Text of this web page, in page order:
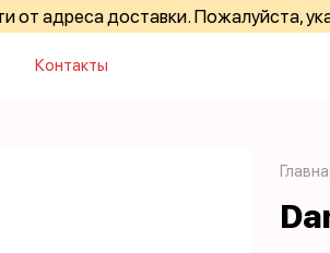
от адреса доставки. Пожалуйста,
Контакты